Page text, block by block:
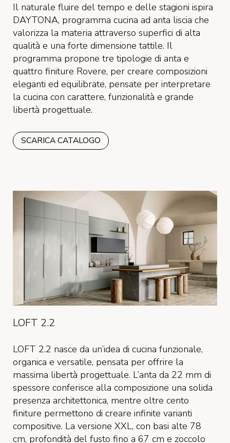
Il naturale fluire del tempo e delle stagioni ispira
DAYTONA, programma cucina ad anta liscia che
valorizza la materia attraverso superfici di alta
qualità e una forte dimensione tattile. Il
programma propone tre tipologie di anta e
quattro finiture Rovere, per creare composizioni
eleganti ed equilibrate, pensate per interpretare
la cucina con carattere, funzionalità e grande
libertà progettuale.
SCARICA CATALOGO
LOFT 2.2
LOFT 2.2 nasce da un’idea di cucina funzionale,
organica e versatile, pensata per offrire la
massima libertà progettuale. L’anta da 22 mm di
spessore conferisce alla composizione una solida
presenza architettonica, mentre oltre cento
finiture permettono di creare infinite varianti
compositive. La versione XXL, con basi alte 78
cm, profondità del fusto fino a 67 cm e zoccolo